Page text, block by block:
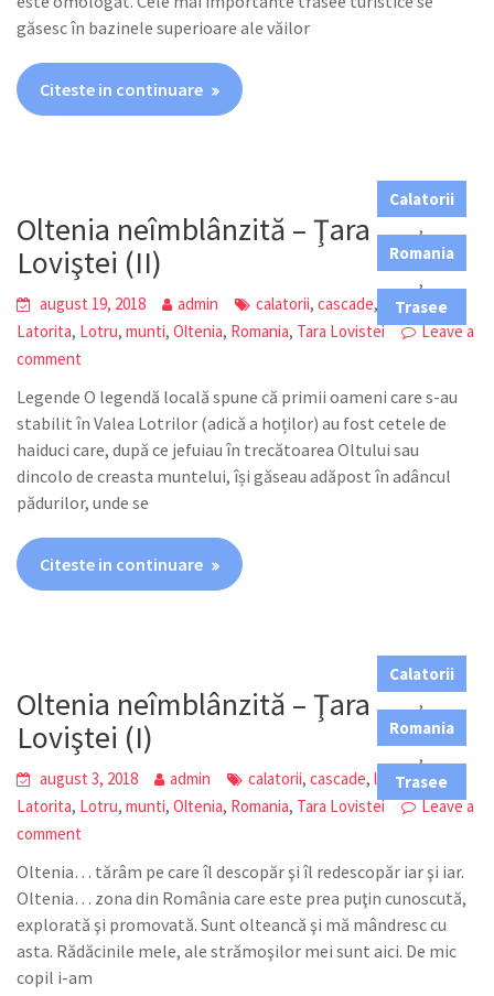
găsesc în bazinele superioare ale văilor
Citeste in continuare
Calatorii
,
Romania
,
Trasee
Oltenia neîmblânzită – Ţara
Loviştei (II)
august 19, 2018 admin calatorii,cascade, lacuri,
Latorita, Lotru,munti,Oltenia, Romania, Tara Lovistei
Leave a
comment
Legende O legendă locală spune că primii oameni care s-au
stabilit în Valea Lotrilor (adică a hoților) au fost cetele de
haiduci care, după ce jefuiau în trecătoarea Oltului sau
dincolo de creasta muntelui, își găseau adăpost în adâncul
pădurilor, unde se
Citeste in continuare
Calatorii
,
Romania
,
Trasee
Oltenia neîmblânzită – Ţara
Loviştei (I)
august 3, 2018 admin calatorii,cascade,lacuri,
Latorita, Lotru,munti,Oltenia, Romania, Tara Lovistei
Leave a
comment
Oltenia… tărâm pe care îl descopăr şi îl redescopăr iar şi iar.
Oltenia… zona din România care este prea puţin cunoscută,
explorată şi promovată. Sunt olteancă şi mă mândresc cu
asta. Rădăcinile mele, ale strămoşilor mei sunt aici. De mic
copil i-am